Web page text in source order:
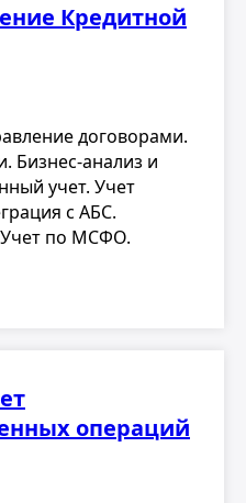
Кредитной
договорами.
Бизнес-анализ и
учет. Учет
с АБС.
по МСФО.
операций